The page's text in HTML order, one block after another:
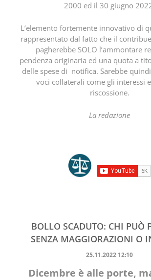
2000 ed il 30 giugno
L’elemento fortemente innovativo di
rappresentato dal fatto che il
pagherebbe SOLO l’ammontare
pendenza originaria ed una quota a
delle spese di notifica. Sarebbe
voci collaterali come gli interessi e
riscossione.
La redazione
BOLLO SCADUTO: CHI PUÒ
SENZA MAGGIORAZIONI O
25.11.2022 12:10
Dicembre è alle porte,